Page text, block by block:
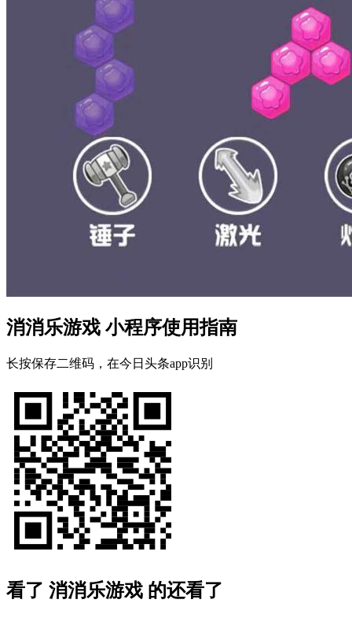
消消乐游戏 小程序使用指南
长按保存二维码，在今日头条app识别
看了 消消乐游戏 的还看了